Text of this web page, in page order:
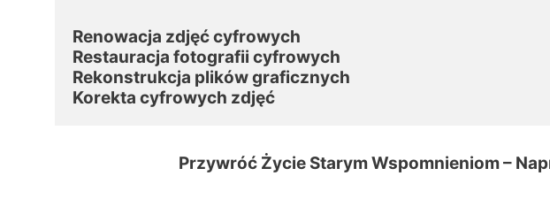
Renowacja zdjęć cyfrowych
Restauracja fotografii cyfrowych
Rekonstrukcja plików graficznych
Korekta cyfrowych zdjęć
Przywróć Życie Starym Wspomnieniom –